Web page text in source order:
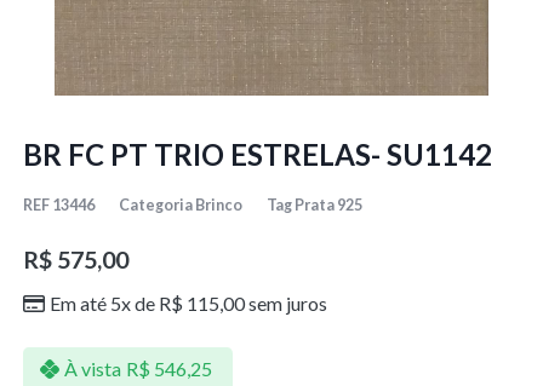
BR FC PT TRIO ESTRELAS- SU1142
REF 13446 Categoria Brinco Tag Prata 925
R$575,00
Em até 5x de R$ 115,00sem juros
À vista R$ 546,25